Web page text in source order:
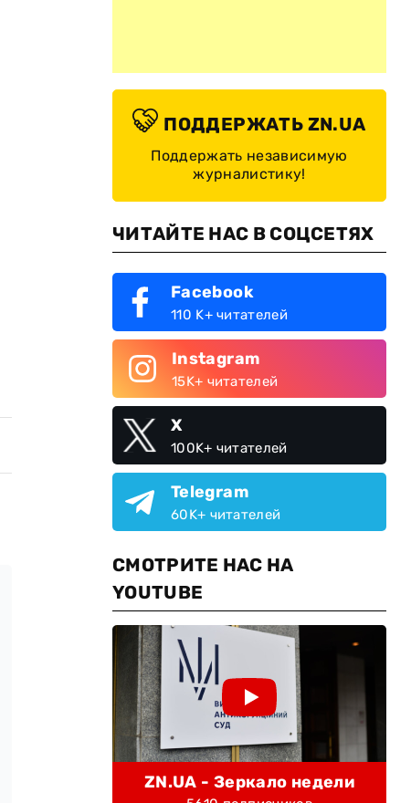
ПОДДЕРЖАТЬ ZN.UA
Поддержать независимую
журналистику!
ЧИТАЙТЕ НАС В СОЦСЕТЯХ
Facebook
110 K+ читателей
Instagram
15K+ читателей
X
100K+ читателей
Telegram
60K+ читателей
СМОТРИТЕ НАС НА
YOUTUBE
ZN.UA - Зеркало недели